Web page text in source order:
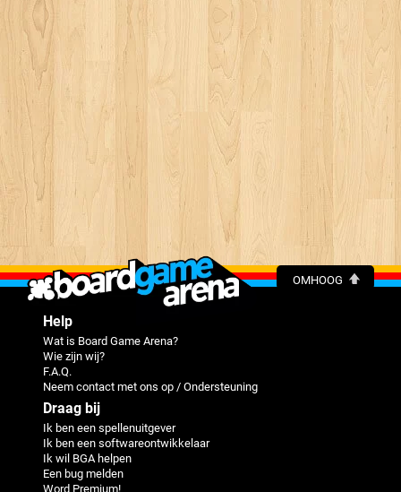
OMHOOG
Help
Wat is Board Game Arena?
Wie zijn wij?
F.A.Q.
Neem contact met ons op / Ondersteuning
Draag bij
Ik ben een spellenuitgever
Ik ben een softwareontwikkelaar
Ik wil BGA helpen
Een bug melden
Word Premium!